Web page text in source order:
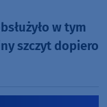
w tym
szczyt dopiero